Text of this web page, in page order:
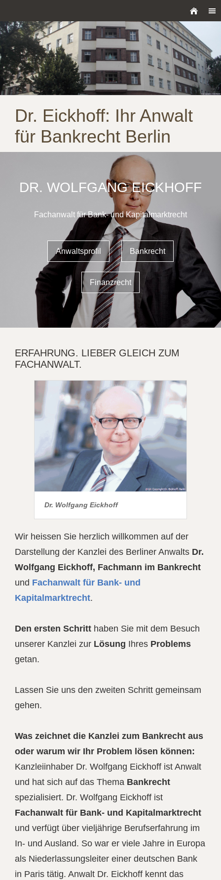
Dr. Eickhoff: Ihr Anwalt
für Bankrecht Berlin
DR. WOLFGANG EICKHOFF
Fachanwalt für Bank- und Kapitalmarktrecht
Anwaltsprofil Bankrecht
Finanzrecht
ERFAHRUNG. LIEBER GLEICH ZUM
FACHANWALT.
Dr. Wolfgang Eickhoff
Wir heissen Sie herzlich willkommen auf der
Darstellung der Kanzlei des Berliner Anwalts Dr.
Wolfgang Eickhoff, Fachmann im Bankrecht
und Fachanwalt für Bank- und
Kapitalmarktrecht.
Den ersten Schritt haben Sie mit dem Besuch
unserer Kanzlei zur Lösung Ihres Problems
getan.
Lassen Sie uns den zweiten Schritt gemeinsam
gehen.
Was zeichnet die Kanzlei zum Bankrecht aus
oder warum wir Ihr Problem lösen können:
Kanzleiinhaber Dr. Wolfgang Eickhoff ist Anwalt
und hat sich auf das Thema Bankrecht
spezialisiert. Dr. Wolfgang Eickhoff ist
Fachanwalt für Bank- und Kapitalmarktrecht
und verfügt über vieljährige Berufserfahrung im
In- und Ausland. So war er viele Jahre in Europa
als Niederlassungsleiter einer deutschen Bank
in Paris tätig. Anwalt Dr. Eickhoff kennt das